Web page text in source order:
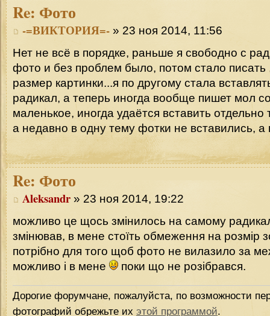
Re: Фото
-=ВИКТОРИЯ=- » 23 ноя 2014, 11:56
Нет не всё в порядке, раньше я свободно с
фото и без проблем было, потом стало писать
размер картинки...я по другому стала
радикал, а теперь иногда вообще пишет мол
маленькое, иногда удаётся вставить отдельно
а недавно в одну тему фотки не вставились, а
Re: Фото
Aleksandr » 23 ноя 2014, 19:22
можливо це щось змінилось на самому
змінював, в мене стоїть обмеження на розмір
потрібно для того щоб фото не вилазило за
можливо і в мене
поки що не розібрався.
Дорогие форумчане, пожалуйста, по возможности
фотографий обрежьте их этой программой.